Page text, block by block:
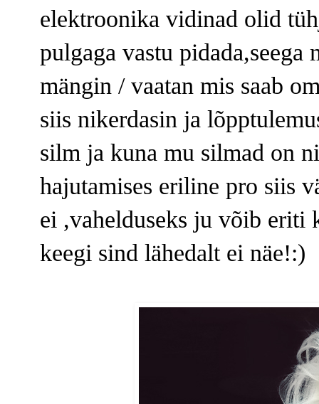
elektroonika vidinad olid
pulgaga vastu pidada,seega
mängin / vaatan mis saab
siis nikerdasin ja
silm ja kuna mu silmad on
hajutamises eriline pro siis
ei ,vahelduseks ju võib eriti
keegi sind lähedalt ei näe!:)